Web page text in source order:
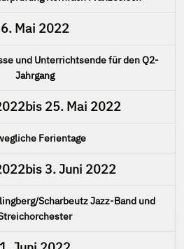
6. Mai 2022
und Unterrichtsende für den Q2-
Jahrgang
bis 25. Mai 2022
Ferientage
bis3. Juni 2022
Scharbeutz Jazz-Band und